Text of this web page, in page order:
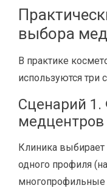
выбора
В практике
используются три
Сценарий 1.
медцентров
Клиника
одного профиля
многопрофильные